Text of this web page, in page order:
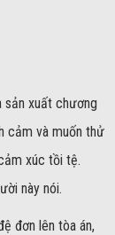
sản xuất chương
cảm và muốn thử
xúc tồi tệ.
này nói.
đơn lên tòa án,